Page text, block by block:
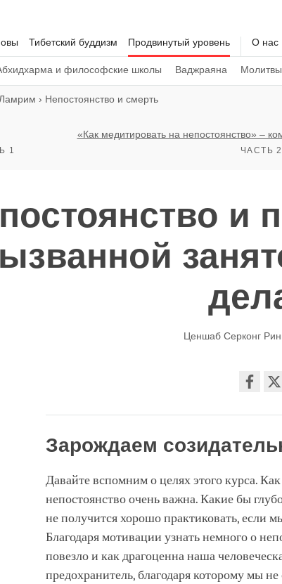
Тибетский буддизм Продвинутый уровень
и философские школы Ваджраяна
О нас
Ламрим › Непостоянство и смерть
1
«Как медитировать на непостоянство» –
ЧАСТЬ
и
Ценшаб Серконг
on
Зарождаем
Давайте вспомним о целях этого курса.
непостоянство очень важна. Какие бы
не получится хорошо практиковать, если
Благодаря мотивации узнать немного о
повезло и как драгоценна наша
предохранитель, благодаря которому мы